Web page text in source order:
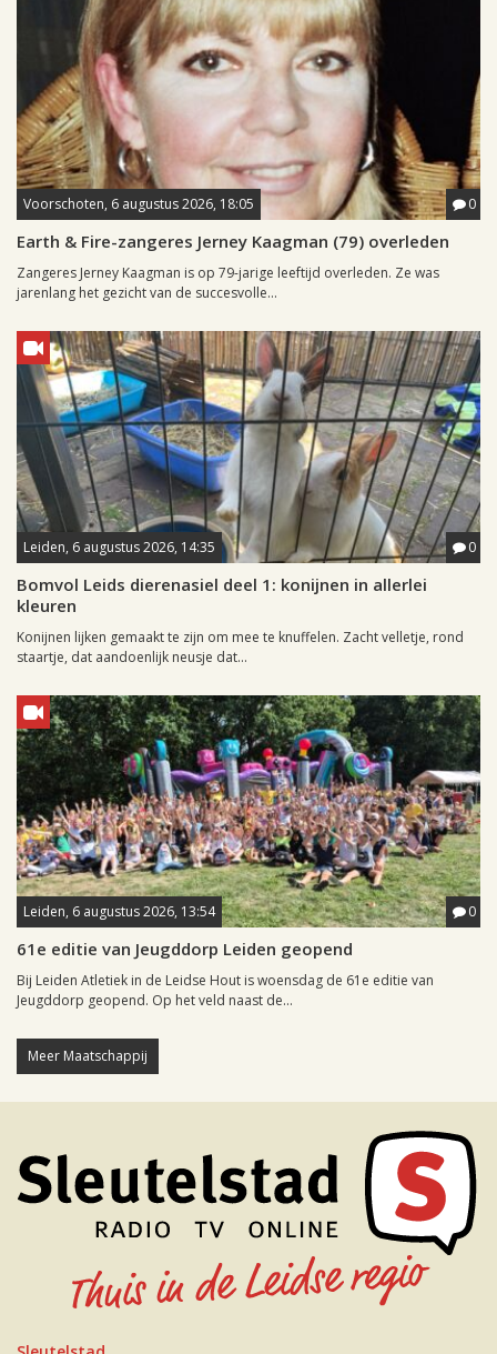
Voorschoten, 6 augustus 2026, 18:05 0
Earth & Fire-zangeres Jerney Kaagman (79) overleden
Zangeres Jerney Kaagman is op 79-jarige leeftijd overleden. Ze was
jarenlang het gezicht van de succesvolle...
Leiden, 6 augustus 2026, 14:35 0
Bomvol Leids dierenasiel deel 1: konijnen in allerlei
kleuren
Konijnen lijken gemaakt te zijn om mee te knuffelen. Zacht velletje, rond
staartje, dat aandoenlijk neusje dat...
Leiden, 6 augustus 2026, 13:54 0
61e editie van Jeugddorp Leiden geopend
Bij Leiden Atletiek in de Leidse Hout is woensdag de 61e editie van
Jeugddorp geopend. Op het veld naast de...
Meer Maatschappij